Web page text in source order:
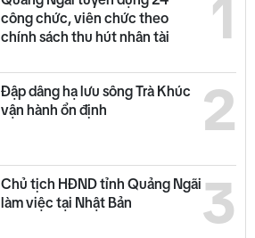
1
công chức, viên chức theo
chính sách thu hút nhân tài
2
Đập dâng hạ lưu sông Trà Khúc
vận hành ổn định
3
Chủ tịch HĐND tỉnh Quảng Ngãi
làm việc tại Nhật Bản